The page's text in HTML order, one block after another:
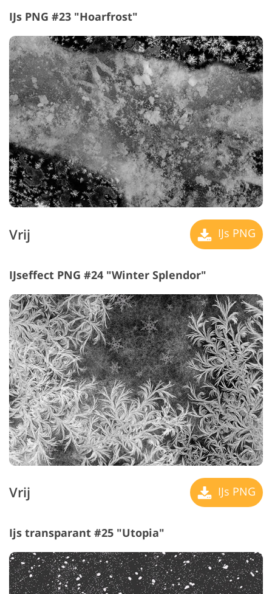
IJs PNG #23 "Hoarfrost"
Vrij IJs PNG
IJseffect PNG #24 "Winter Splendor"
Vrij IJs PNG
Ijs transparant #25 "Utopia"